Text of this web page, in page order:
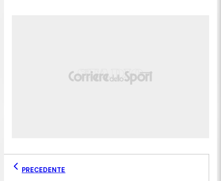
PRECEDENTE